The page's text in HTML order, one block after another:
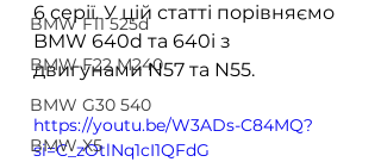
BMW F11 525d
BMW F22 M240
BMW G30 540
BMW X5
6 серії. У цій статті порівняємо
BMW 640d та 640i з
двигунами N57 та N55.
https://youtu.be/W3ADs-C84MQ?
si=C_zOtlNq1cI1QFdG